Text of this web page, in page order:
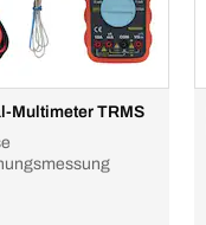
Multimeter TRMS